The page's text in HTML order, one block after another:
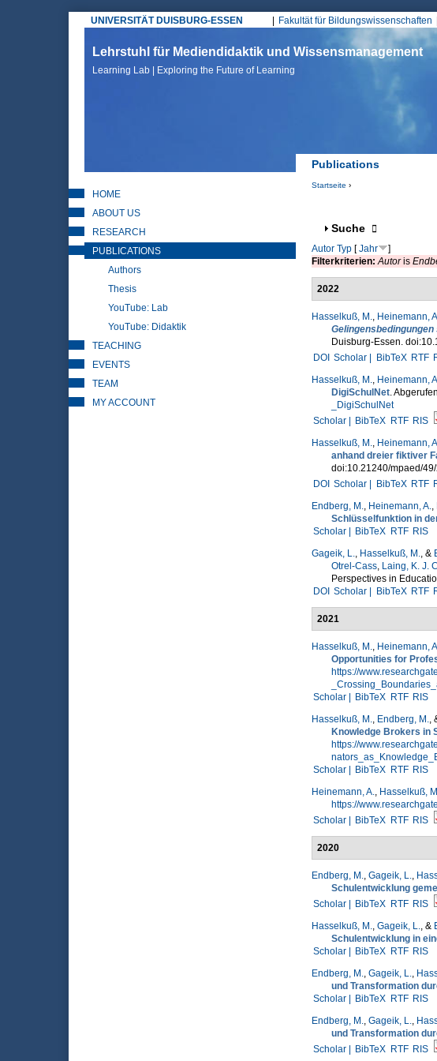
UNIVERSITÄT DUISBURG-ESSEN
Hauptmenü
Fakultät für Bildungswissenschaften
Lehrstuhl für Mediendidaktik und Wissensmanagement
Learning Lab | Exploring the Future of Learning
Publications
Startseite ›
Anzeigen
Suche
Autor Typ[Jahr
]
Filterkriterien:Autoris
2022
Hasselkuß, M., Heinemann,
Duisburg-Essen.
DOI Scholar | BibTeX RTF
Hasselkuß, M., Heinemann,
DigiSchulNet.
_DigiSchulNet
Scholar |
BibTeX RTF RIS
Hasselkuß, M., Heinemann,
anhand dreier fiktiver
doi:10.21240/mpaed/
DOI Scholar | BibTeX RTF
Endberg, M., Heinemann, A.,
Schlüsselfunktion in
Scholar |
BibTeX RTF RIS
Gageik, L., Hasselkuß, M., &
Otrel-Cass, Laing, K. J.
Perspectives in
DOI Scholar | BibTeX RTF
2021
Hasselkuß, M., Heinemann,
Opportunities for
https://
Scholar |
BibTeX RTF RIS
Hasselkuß, M., Endberg, M.,
Knowledge Brokers in
https://
Scholar |
BibTeX RTF RIS
Heinemann, A., Hasselkuß,
https://
Scholar |
BibTeX RTF RIS
2020
Endberg, M., Gageik, L.,
Schulentwicklung
Scholar |
BibTeX RTF RIS
Hasselkuß, M., Gageik, L., &
Schulentwicklung in
Scholar |
BibTeX RTF RIS
Endberg, M., Gageik, L.,
und Transformation
Scholar |
BibTeX RTF RIS
Endberg, M., Gageik, L.,
und Transformation
Scholar |
BibTeX RTF RIS
HOME
ABOUT US
RESEARCH
PUBLICATIONS
Authors
Thesis
YouTube: Lab
YouTube: Didaktik
TEACHING
EVENTS
TEAM
MY ACCOUNT